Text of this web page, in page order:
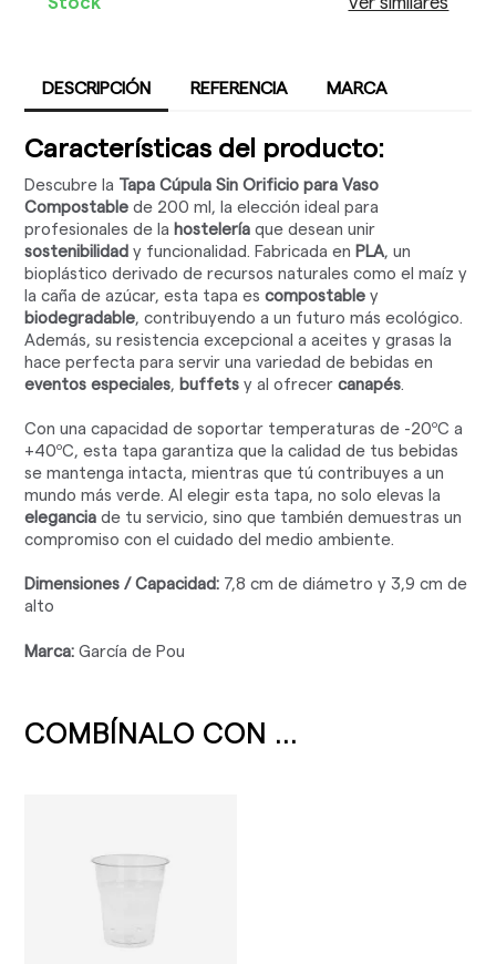
DESCRIPCIÓN REFERENCIA MARCA
Características del producto:
Descubre la Tapa Cúpula Sin Orificio para Vaso
Compostable de 200 ml, la elección ideal para
profesionales de la hostelería que desean unir
sostenibilidad y funcionalidad. Fabricada en PLA, un
bioplástico derivado de recursos naturales como el maíz y
la caña de azúcar, esta tapa escompostable y
biodegradable, contribuyendo a un futuro más ecológico.
Además, su resistencia excepcional a aceites y grasas la
hace perfecta para servir una variedad de bebidas en
eventos especiales, buffets y al ofrecercanapés.
Con una capacidad de soportar temperaturas de -20ºC a
+40ºC, esta tapa garantiza que la calidad de tus bebidas
se mantenga intacta, mientras que tú contribuyes a un
mundo más verde. Al elegir esta tapa, no solo elevas la
elegancia de tu servicio, sino que también demuestras un
compromiso con el cuidado del medio ambiente.
Dimensiones / Capacidad: 7,8 cm de diámetro y 3,9 cm de
alto
Marca: García de Pou
COMBÍNALO CON ...